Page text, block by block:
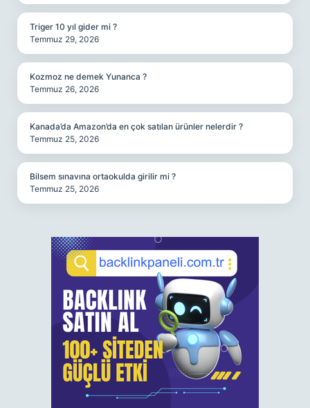
Triger 10 yıl gider mi ?
Temmuz 29, 2026
Kozmoz ne demek Yunanca ?
Temmuz 26, 2026
Kanada’da Amazon’da en çok satılan ürünler nelerdir ?
Temmuz 25, 2026
Bilsem sınavına ortaokulda girilir mi ?
Temmuz 25, 2026